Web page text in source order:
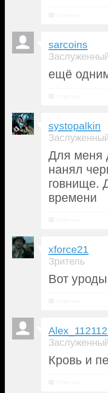
sarcoins
ещё
systopalkin
Для меня
нанял
говнище.
времени
xforce21
Зритель
Вот
Кровь и